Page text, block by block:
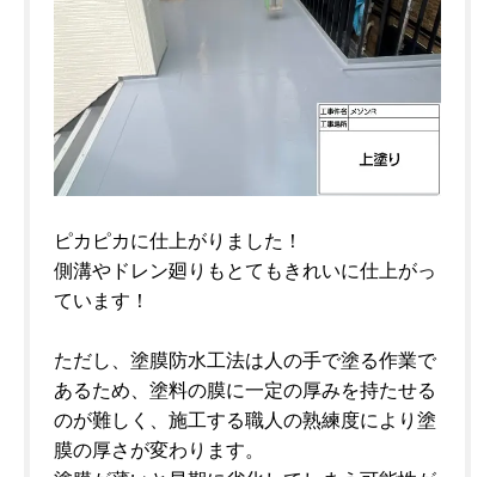
ピカピカに仕上がりました！
側溝やドレン廻りもとてもきれいに仕上がっ
ています！
ただし、塗膜防水工法は人の手で塗る作業で
あるため、塗料の膜に一定の厚みを持たせる
のが難しく、施工する職人の熟練度により塗
膜の厚さが変わります。